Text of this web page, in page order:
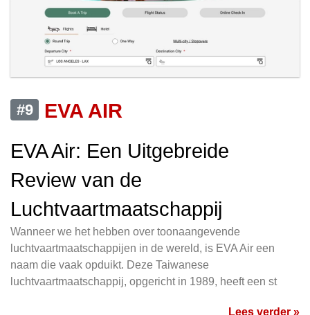
#9
EVA AIR
EVA Air: Een Uitgebreide
Review van de
Luchtvaartmaatschappij
Wanneer we het hebben over toonaangevende
luchtvaartmaatschappijen in de wereld, is EVA Air een
naam die vaak opduikt. Deze Taiwanese
luchtvaartmaatschappij, opgericht in 1989, heeft een st
Lees verder »